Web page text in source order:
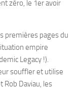
zéro, le 1er avoir
premières pages du
empire
Legacy !).
souffler et utilise
Rob Daviau, les